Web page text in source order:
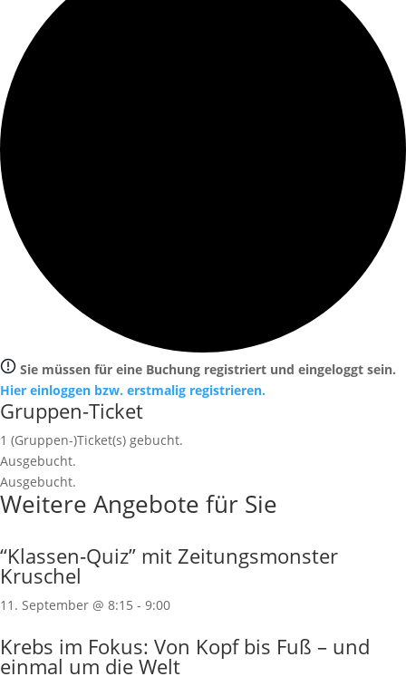
Sie müssen für eine Buchung registriert und eingeloggt sein.
Hier einloggen bzw. erstmalig registrieren.
Gruppen-Ticket
1 (Gruppen-)Ticket(s) gebucht.
Ausgebucht.
Ausgebucht.
Weitere Angebote für Sie
“Klassen‐Quiz” mit Zeitungsmonster
Kruschel
11. September @ 8:15 - 9:00
Krebs im Fokus: Von Kopf bis Fuß – und
einmal um die Welt